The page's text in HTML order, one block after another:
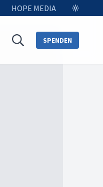
HOPE MEDIA
SPENDEN